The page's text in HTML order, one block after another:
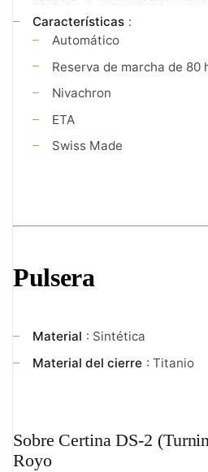
Características :
Automático
Reserva de marcha de 80
Nivachron
ETA
Swiss Made
Pulsera
Material : Sintética
Material del cierre : Titanio
Sobre Certina DS-2
Royo